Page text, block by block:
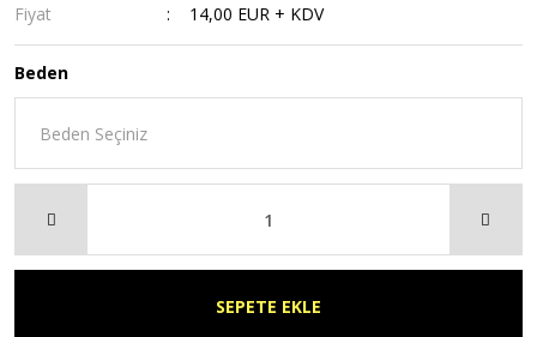
Fiyat
14,00 EUR + KDV
Beden
SEPETE EKLE